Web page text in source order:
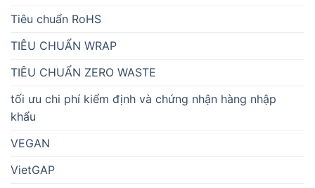
Tiêu chuẩn RoHS
TIÊU CHUẨN WRAP
TIÊU CHUẨN ZERO WASTE
tối ưu chi phí kiểm định và chứng nhận hàng nhập
khẩu
VEGAN
VietGAP